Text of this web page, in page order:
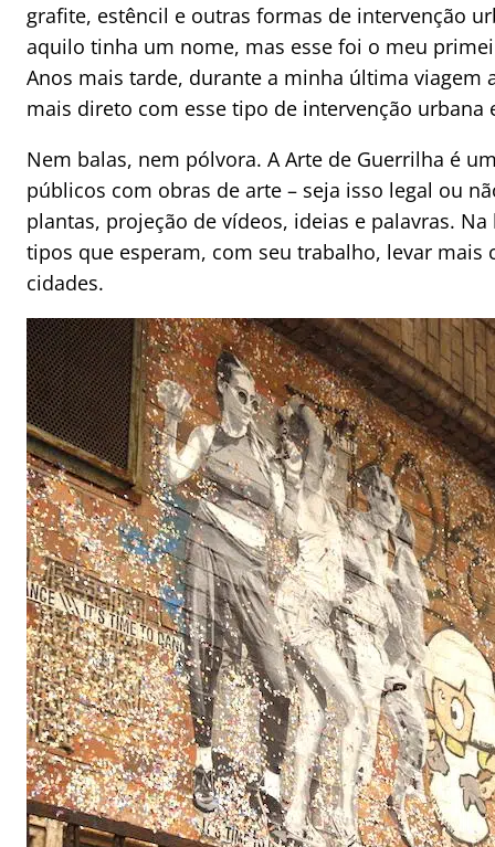
grafite, estêncil e outras formas de intervenção
aquilo tinha um nome, mas esse foi o meu
Anos mais tarde, durante a minha última viagem
mais direto com esse tipo de intervenção urbana
Nem balas, nem pólvora. A Arte de Guerrilha é
públicos com obras de arte – seja isso legal ou
plantas, projeção de vídeos, ideias e palavras.
tipos que esperam, com seu trabalho, levar mais
cidades.